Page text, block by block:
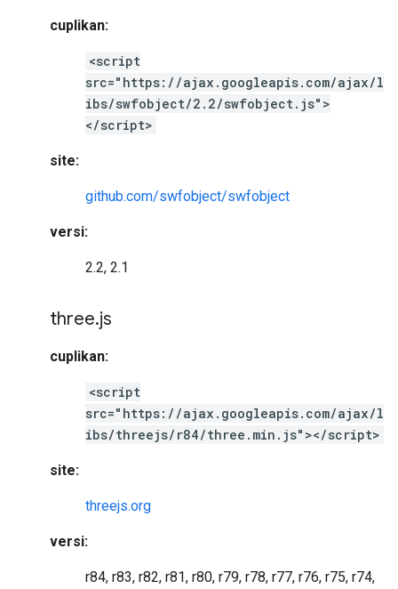
cuplikan:
<script
src="https://ajax.googleapis.com/ajax/l
ibs/swfobject/2.2/swfobject.js">
</script>
site:
github.com/swfobject/swfobject
versi:
2.2, 2.1
three.js
cuplikan:
<script
src="https://ajax.googleapis.com/ajax/l
ibs/threejs/r84/three.min.js"></script>
site:
threejs.org
versi:
r84, r83, r82, r81, r80, r79, r78, r77, r76, r75, r74,